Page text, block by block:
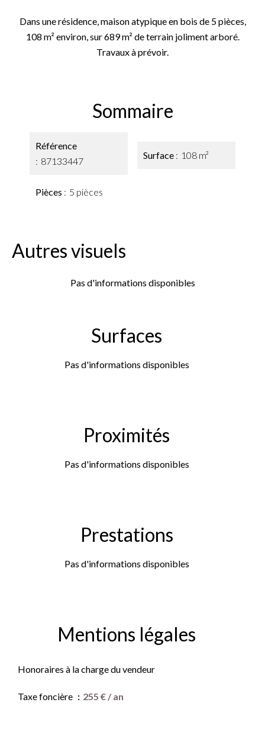
Dans une résidence, maison atypique en bois de 5 pièces,
108 m² environ, sur 689 m² de terrain joliment arboré.
Travaux à prévoir.
Sommaire
Référence
87133447
Pièces 5 pièces
Surface 108 m²
Autres visuels
Pas d'informations disponibles
Surfaces
Pas d'informations disponibles
Proximités
Pas d'informations disponibles
Prestations
Pas d'informations disponibles
Mentions légales
Honoraires à la charge du vendeur
Taxe foncière 255 € / an